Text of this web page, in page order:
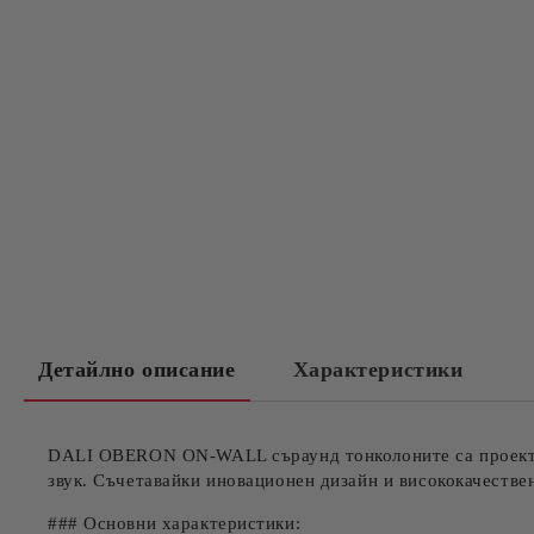
Детайлно описание Характеристики
DALI OBERON ON-WALL съраунд тонколоните са
звук. Съчетавайки иновационен дизайн и
### Основни характеристики: